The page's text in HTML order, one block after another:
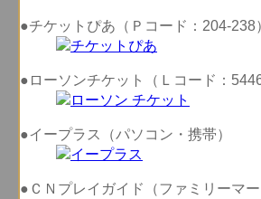
●チケットぴあ（Ｐコード：204-238
●ローソンチケット（Ｌコード：
●イープラス（パソコン・携帯）
●ＣＮプレイガイド（ファミリーマ